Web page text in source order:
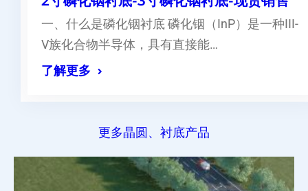
一、什么是磷化铟衬底 磷化铟（InP）是一种III-
V族化合物半导体，具有直接能…
了解更多
更多晶圆、衬底产品